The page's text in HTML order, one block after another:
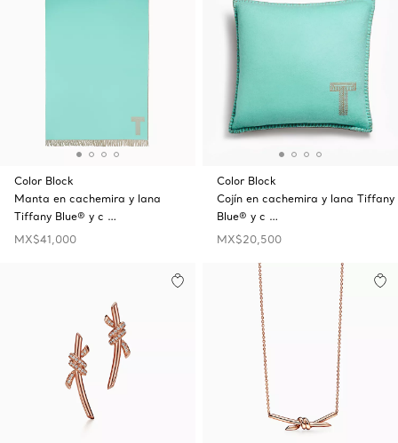
Color Block
Manta en cachemira y lana
Tiffany Blue® y c …
MX$41,000
Color Block
Cojín en cachemira y lana Tiffany
Blue® y c …
MX$20,500